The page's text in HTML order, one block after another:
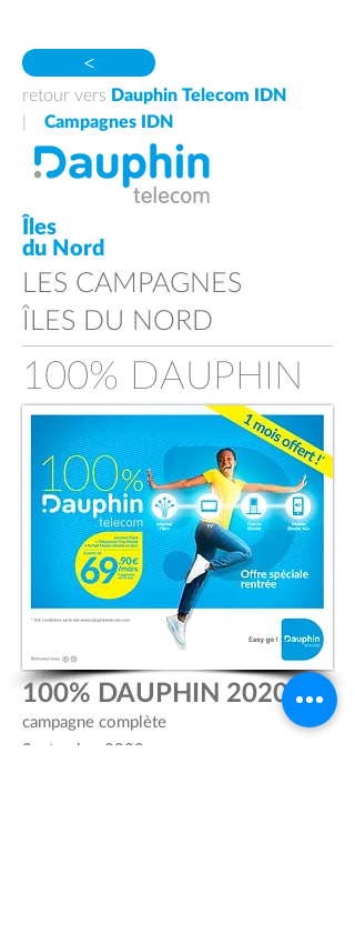
>
retour vers Dauphin Telecom IDN
Campagnes IDN
​Îles
du Nord
LES CAMPAGNES
​ÎLES DU NORD
100% DAUPHIN
100% DAUPHIN 2020
campagne complète
Septembre 2020